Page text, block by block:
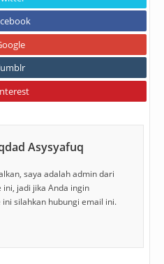
Asysyafuq
saya adalah admin dari
ini, jadi jika Anda ingin
silahkan hubungi email ini.